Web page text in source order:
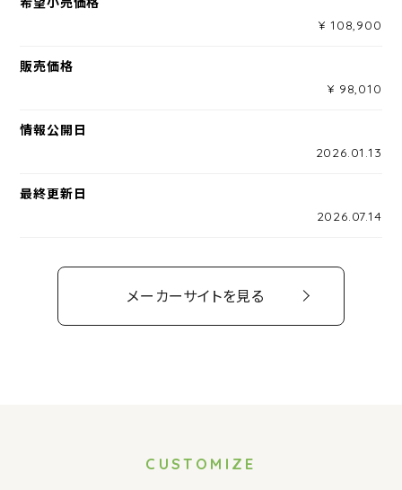
¥ 108,900
販売価格
¥ 98,010
情報公開日
2026.01.13
最終更新日
2026.07.14
メーカーサイトを見る
CUSTOMIZE